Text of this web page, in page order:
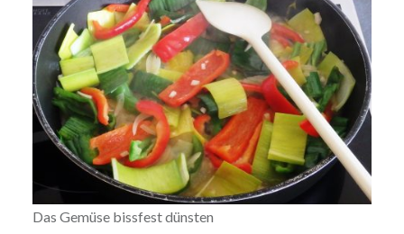
Das Gemüse bissfest dünsten